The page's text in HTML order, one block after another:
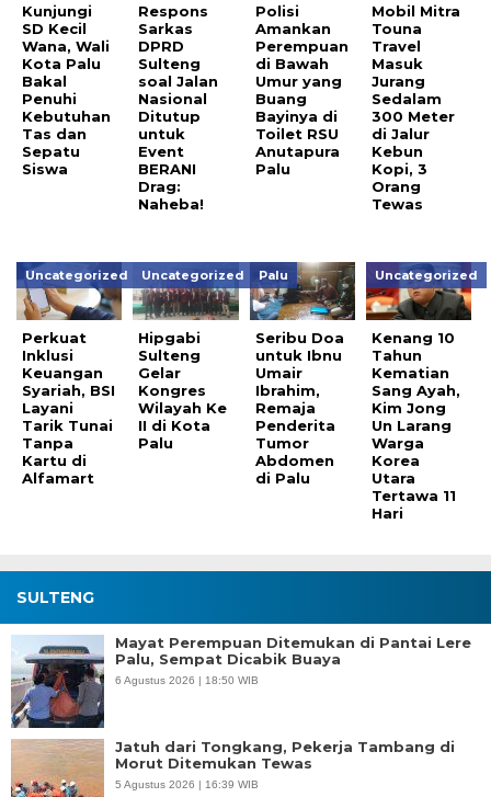
Kunjungi
SD Kecil
Wana, Wali
Kota Palu
Bakal
Penuhi
Kebutuhan
Tas dan
Sepatu
Siswa
Respons
Sarkas
DPRD
Sulteng
soal Jalan
Nasional
Ditutup
untuk
Event
BERANI
Drag:
Naheba!
Polisi
Amankan
Perempuan
di Bawah
Umur yang
Buang
Bayinya di
Toilet RSU
Anutapura
Palu
Mobil Mitra
Touna
Travel
Masuk
Jurang
Sedalam
300 Meter
di Jalur
Kebun
Kopi, 3
Orang
Tewas
Uncategorized
Perkuat
Inklusi
Keuangan
Syariah, BSI
Layani
Tarik Tunai
Tanpa
Kartu di
Alfamart
Uncategorized
Hipgabi
Sulteng
Gelar
Kongres
Wilayah Ke
II di Kota
Palu
Palu
Seribu Doa
untuk Ibnu
Umair
Ibrahim,
Remaja
Penderita
Tumor
Abdomen
di Palu
Uncategorized
Kenang 10
Tahun
Kematian
Sang Ayah,
Kim Jong
Un Larang
Warga
Korea
Utara
Tertawa 11
Hari
SULTENG
Mayat Perempuan Ditemukan di Pantai Lere
Palu, Sempat Dicabik Buaya
6 Agustus 2026 | 18:50 WIB
Jatuh dari Tongkang, Pekerja Tambang di
Morut Ditemukan Tewas
5 Agustus 2026 | 16:39 WIB